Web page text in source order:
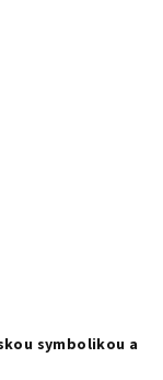
symbolikou a